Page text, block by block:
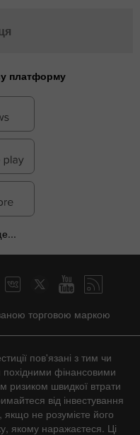
платформу
торговою маркою
пов'язані з тим чи
похідними фінансовими
ризиком швидкої втрати
від інвестування
не розумієте його
якому наражаєтеся. Ці